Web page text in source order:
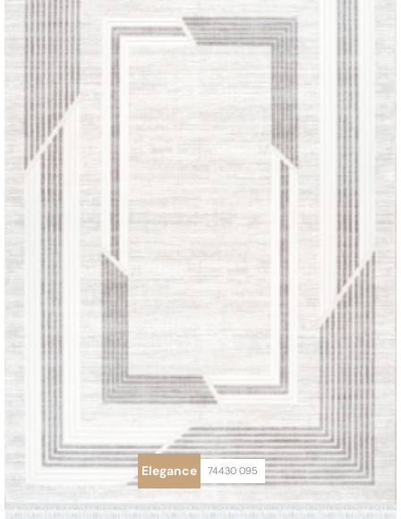
Elegance 74430 095